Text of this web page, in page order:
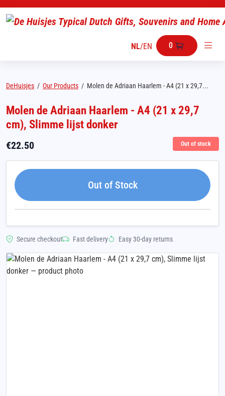
NL/EN 0
DeHuisjes / Our Products / Molen de Adriaan Haarlem - A4 (21 x 29,7...
Molen de Adriaan Haarlem - A4 (21 x 29,7
cm), Slimme lijst donker
€22.50 Out of stock
Out of Stock
Secure checkout Fast delivery Easy 30-day returns